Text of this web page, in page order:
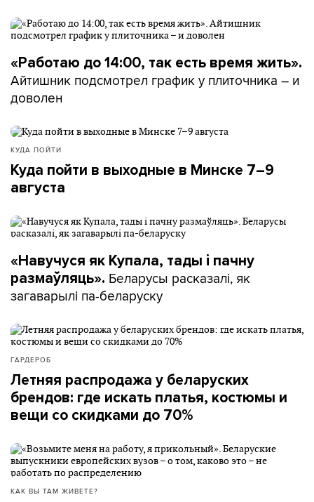
«Работаю до 14:00, так есть время жить».
Айтишник подсмотрел график у плиточника – и
доволен
КУДА ПОЙТИ
Куда пойти в выходные в Минске 7–9
августа
«Навучуся як Купала, тады і пачну
размаўляць». Беларусы расказалі, як
загаварылі па-беларуску
ГАРДЕРОБ
Летняя распродажа у беларуских
брендов: где искать платья, костюмы и
вещи со скидками до 70%
КАК ВЫ ТАМ ЖИВЕТЕ?